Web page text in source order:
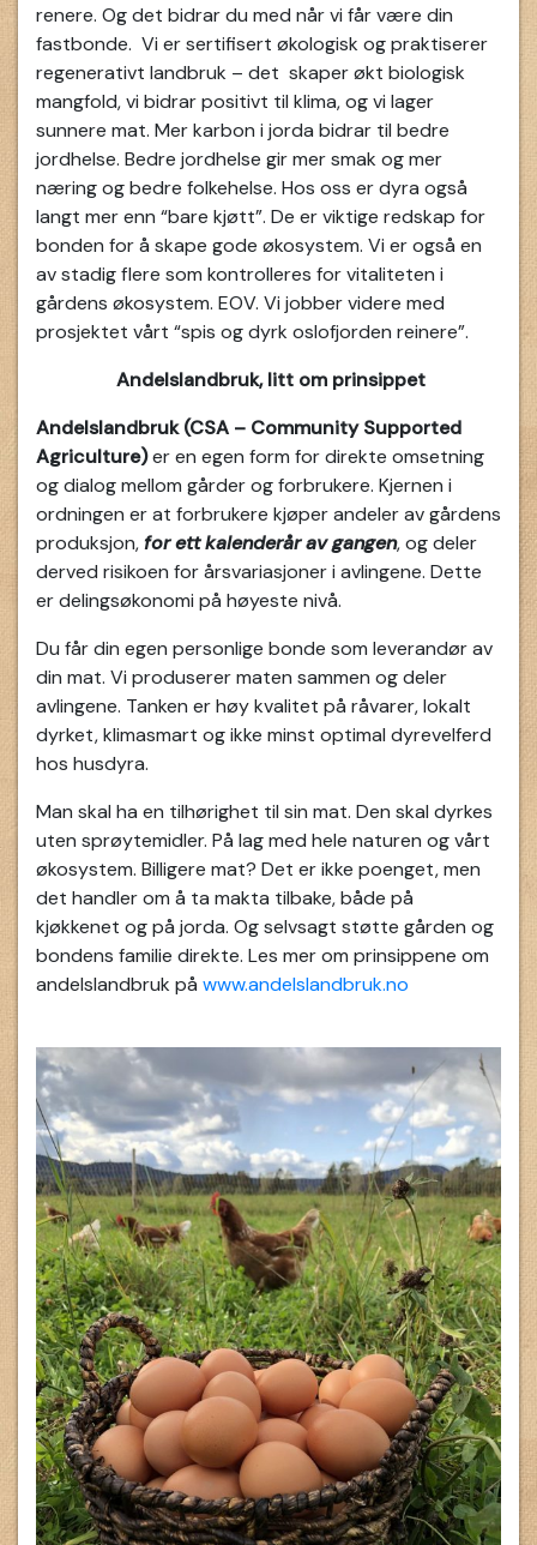
renere. Og det bidrar du med når vi får være din
fastbonde. Vi er sertifisert økologisk og praktiserer
regenerativt landbruk – det skaper økt biologisk
mangfold, vi bidrar positivt til klima, og vi lager
sunnere mat. Mer karbon i jorda bidrar til bedre
jordhelse. Bedre jordhelse gir mer smak og mer
næring og bedre folkehelse. Hos oss er dyra også
langt mer enn “bare kjøtt”. De er viktige redskap for
bonden for å skape gode økosystem. Vi er også en
av stadig flere som kontrolleres for vitaliteten i
gårdens økosystem. EOV. Vi jobber videre med
prosjektet vårt “spis og dyrk oslofjorden reinere”.
Andelslandbruk, litt om prinsippet
Andelslandbruk (CSA – Community Supported
Agriculture)er en egen form for direkte omsetning
og dialog mellom gårder og forbrukere. Kjernen i
ordningen er at forbrukere kjøper andeler av gårdens
produksjon,for ett kalenderår av gangen, og deler
derved risikoen for årsvariasjoner i avlingene. Dette
er delingsøkonomi på høyeste nivå.
Du får din egen personlige bonde som leverandør av
din mat. Vi produserer maten sammen og deler
avlingene. Tanken er høy kvalitet på råvarer, lokalt
dyrket, klimasmart og ikke minst optimal dyrevelferd
hos husdyra.
Man skal ha en tilhørighet til sin mat. Den skal dyrkes
uten sprøytemidler. På lag med hele naturen og vårt
økosystem. Billigere mat? Det er ikke poenget, men
det handler om å ta makta tilbake, både på
kjøkkenet og på jorda. Og selvsagt støtte gården og
bondens familie direkte. Les mer om prinsippene om
andelslandbruk på www.andelslandbruk.no